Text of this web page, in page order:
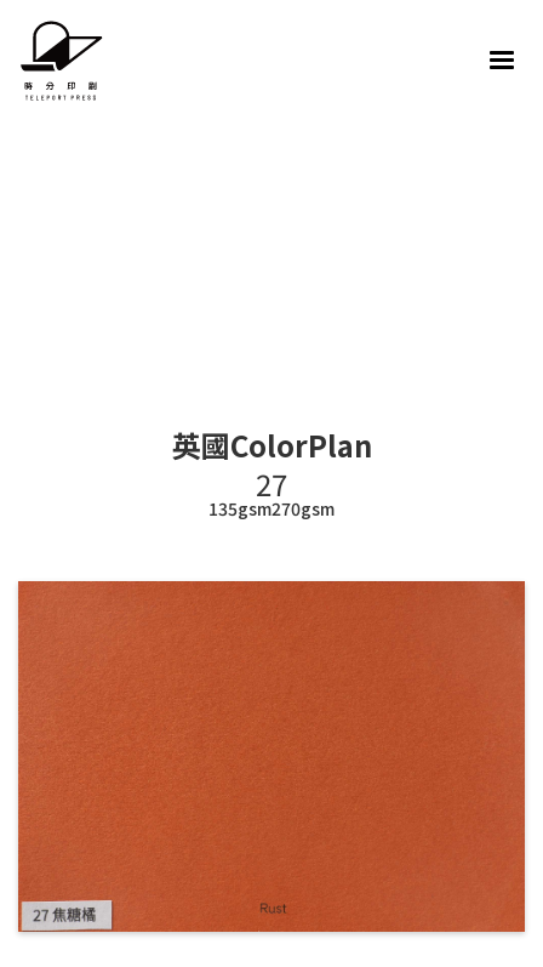
英國ColorPlan
27
135gsm270gsm